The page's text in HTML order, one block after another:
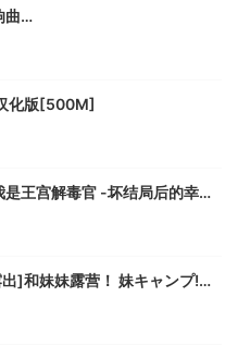
曲
化版[500M]
王宫解毒官 -坏结局后的幸福
]和妹妹露营！ 妹キャンプ!